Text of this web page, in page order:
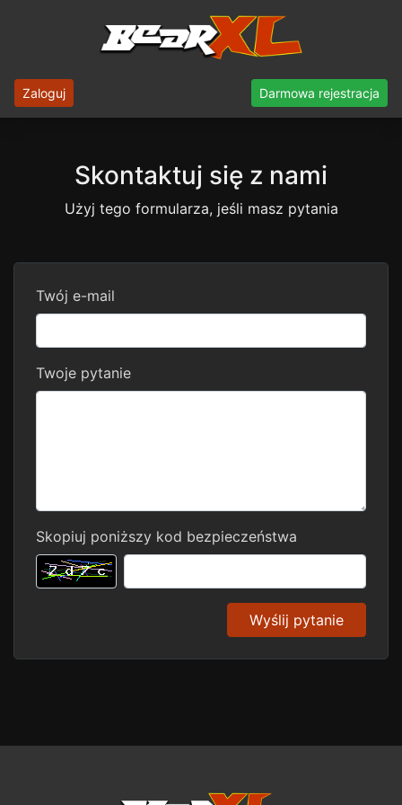
Zaloguj Darmowa rejestracja
Skontaktuj się z nami
Użyj tego formularza, jeśli masz pytania
Twój e-mail
Twoje pytanie
Skopiuj poniższy kod bezpieczeństwa
Wyślij pytanie